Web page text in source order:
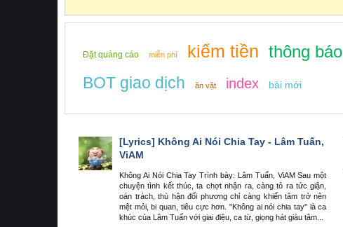
Đặt quảng cáo miễn phí kiếm tiền thông báo
BOT giao dịch ăn vặt index bài mới
[Lyrics] Không Ai Nói Chia Tay - Lâm Tuấn,
ViAM
Không Ai Nói Chia Tay Trình bày: Lâm Tuấn, ViAM Sau một
chuyện tình kết thúc, ta chợt nhận ra, càng tỏ ra tức giận,
oán trách, thù hận đối phương chỉ càng khiến tâm trở nên
mệt mỏi, bi quan, tiêu cực hơn. "Không ai nói chia tay" là ca
khúc của Lâm Tuấn với giai điệu, ca từ, giọng hát giàu tâm...